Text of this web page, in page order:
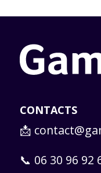
CONTACTS
📩
📞 06 30 96 92